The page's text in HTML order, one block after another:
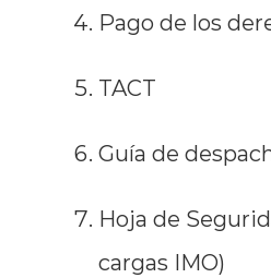
Pago de los
TACT
Guía de
Hoja de
cargas IMO)